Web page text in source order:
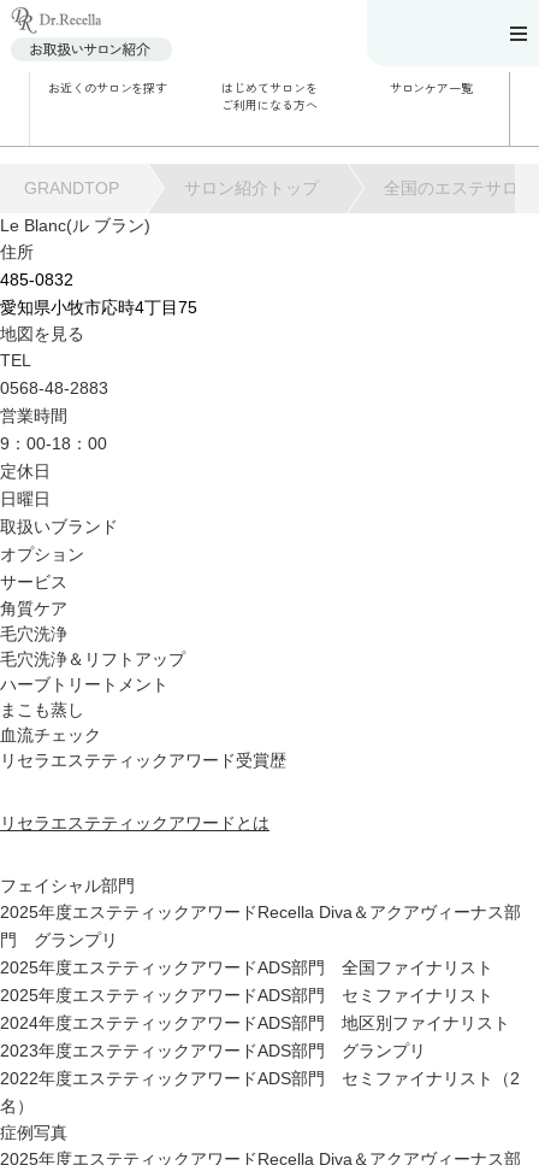
お近くのサロンを探す
はじめてサロンを
ご利用になる方へ
サロンケア一覧
お悩み別で探す
角質ケア
角質ケア｜ポレーシ
GRANDTOP サロン紹介トップ
全国のエステサロ
Le Blanc(ル ブラン)
住所
485-0832
愛知県小牧市応時4丁目75
地図を見る
TEL
0568-48-2883
営業時間
9：00-18：00
定休日
日曜日
取扱いブランド
オプション
サービス
角質ケア
毛穴洗浄
毛穴洗浄＆リフトアップ
ハーブトリートメント
まこも蒸し
血流チェック
リセラエステティックアワード受賞歴
リセラエステティックアワードとは
フェイシャル部門
2025年度エステティックアワードRecella Diva＆アクアヴィーナス部
門 グランプリ
2025年度エステティックアワードADS部門 全国ファイナリスト
2025年度エステティックアワードADS部門 セミファイナリスト
2024年度エステティックアワードADS部門 地区別ファイナリスト
2023年度エステティックアワードADS部門 グランプリ
2022年度エステティックアワードADS部門 セミファイナリスト（2
名）
症例写真
2025年度エステティックアワードRecella Diva＆アクアヴィーナス部